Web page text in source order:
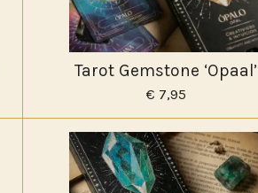
Tarot Gemstone ‘Opaal’
€ 7,95